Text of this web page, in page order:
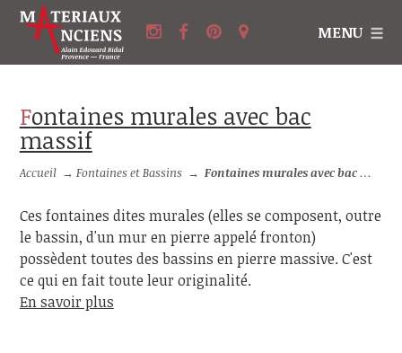
MENU
Fontaines murales avec bac
massif
Accueil → Fontaines et Bassins → Fontaines murales avec bac massif
Ces fontaines dites murales (elles se composent, outre
le bassin, d'un mur en pierre appelé fronton)
possèdent toutes des bassins en pierre massive. C'est
ce qui en fait toute leur originalité.
En savoir plus